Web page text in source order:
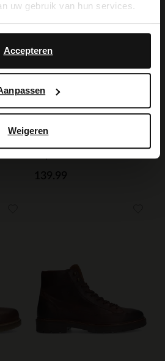
uw gebruik van hun services.
Accepteren
Weigeren
139.99